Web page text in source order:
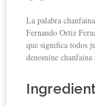
La palabra
Fernando Ortiz
que significa todos
denomine chanfaina